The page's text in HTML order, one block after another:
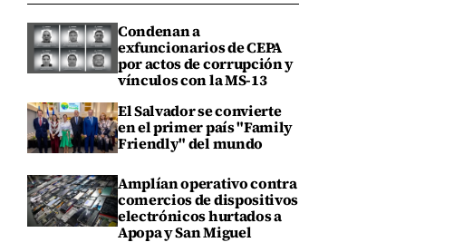
Condenan a
exfuncionarios de CEPA
por actos de corrupción y
vínculos con la MS-13
El Salvador se convierte
en el primer país "Family
Friendly" del mundo
Amplían operativo contra
comercios de dispositivos
electrónicos hurtados a
Apopa y San Miguel